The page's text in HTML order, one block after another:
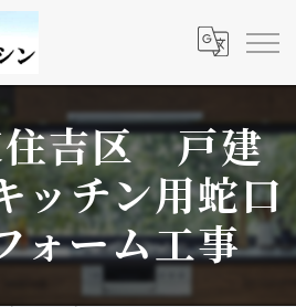
住吉区 戸建
ッチン用蛇口
ォーム工事